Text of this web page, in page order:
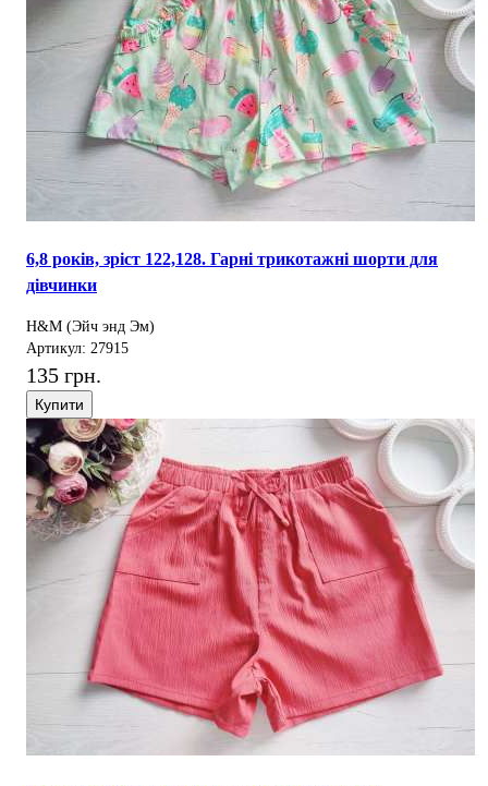
6,8 років, зріст 122,128. Гарні трикотажні шорти для
дівчинки
H&M (Эйч энд Эм)
Артикул: 27915
135 грн.
Купити